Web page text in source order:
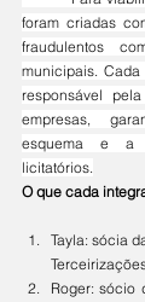
foram criadas
fraudulentos
municipais.
responsável
empresas,
esquema e a
licitatórios.
O que cada
Tayla: sócia
Roger: sócio